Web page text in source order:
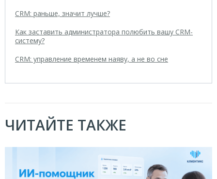
CRM: раньше, значит лучше?
Как заставить администратора полюбить вашу CRM-
систему?
CRM: управление временем наяву, а не во сне
ЧИТАЙТЕ ТАКЖЕ